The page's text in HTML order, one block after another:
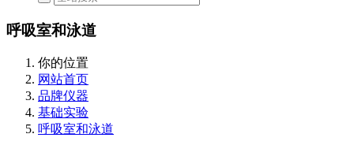
呼吸室和泳道
你的位置
网站首页
品牌仪器
基础实验
呼吸室和泳道